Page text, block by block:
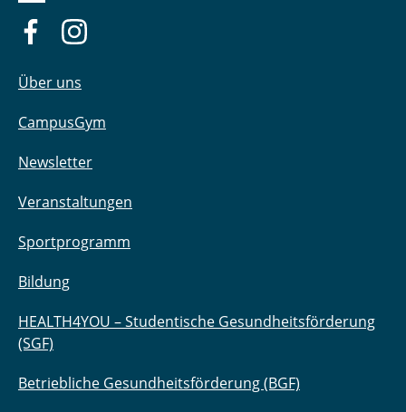
Über uns
CampusGym
Newsletter
Veranstaltungen
Sportprogramm
Bildung
HEALTH4YOU – Studentische Gesundheitsförderung
(SGF)
Betriebliche Gesundheitsförderung (BGF)